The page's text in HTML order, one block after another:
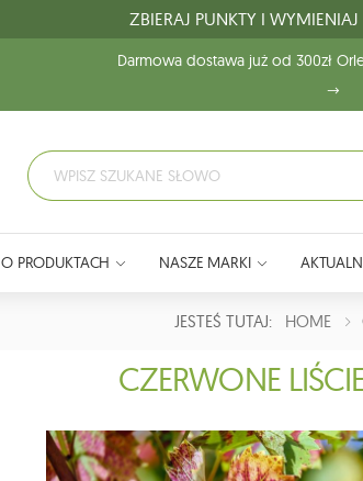
ZBIERAJ PUNKTY I
Darmowa dostawa już od 300zł
O PRODUKTACH NASZE MARKI
JESTEŚ TUTAJ: HOME
CZERWONE